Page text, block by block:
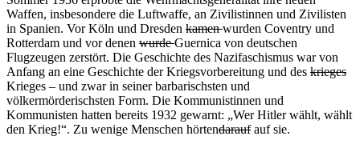
Waffen, insbesondere die Luftwaffe, an Zivilistinnen und Zivilisten
in Spanien. Vor Köln und Dresden kamenwurden Coventry und
Rotterdam und vor denen wurdeGuernica von deutschen
Flugzeugen zerstört. Die Geschichte des Nazifaschismus war von
Anfang an eine Geschichte der Kriegsvorbereitung und des krieges
Krieges – und zwar in seiner barbarischsten und
völkermörderischsten Form. Die Kommunistinnen und
Kommunisten hatten bereits 1932 gewarnt: „Wer Hitler wählt, wählt
den Krieg!“. Zu wenige Menschen hörtendaraufauf sie.